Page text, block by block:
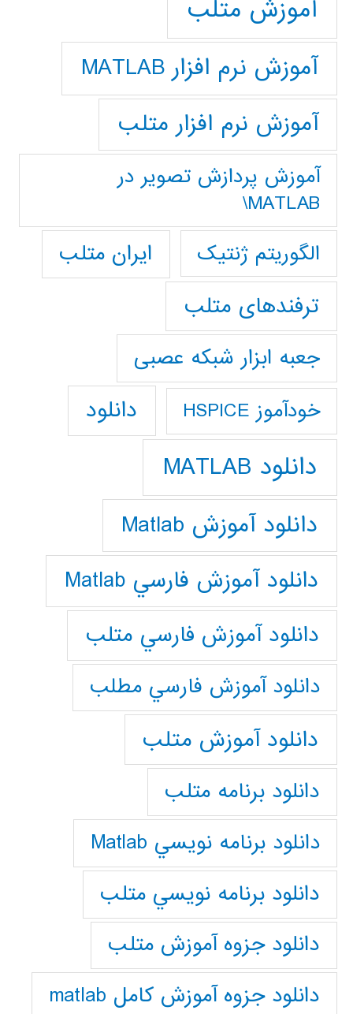
آموزش متلب
آموزش نرم افزار MATLAB
آموزش نرم افزار متلب
آموزش پردازش تصوير در
MATLAB\
الگوریتم ژنتیک
ایران متلب
ترفندهای متلب
جعبه ابزار شبکه عصبی
خودآموز HSPICE دانلود
دانلود MATLAB
دانلود آموزش Matlab
دانلود آموزش فارسي Matlab
دانلود آموزش فارسي متلب
دانلود آموزش فارسي مطلب
دانلود آموزش متلب
دانلود برنامه متلب
دانلود برنامه نويسي Matlab
دانلود برنامه نويسي متلب
دانلود جزوه آموزش متلب
دانلود جزوه آموزش کامل matlab